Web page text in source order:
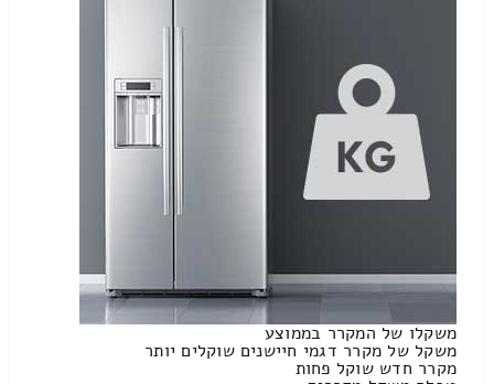
משקלו של המקרר בממוצע
משקל של מקרר דגמי חיישנים שוקלים יותר
מקרר חדש שוקל פחות